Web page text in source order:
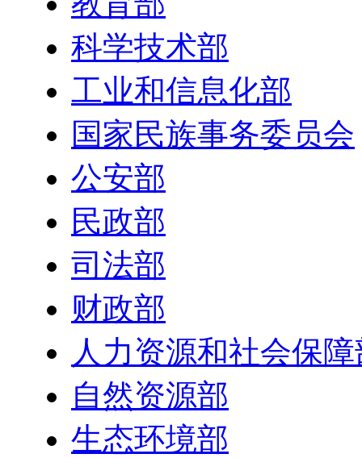
科学技术部
工业和信息化部
国家民族事务委员会
公安部
民政部
司法部
财政部
人力资源和社会保
自然资源部
生态环境部